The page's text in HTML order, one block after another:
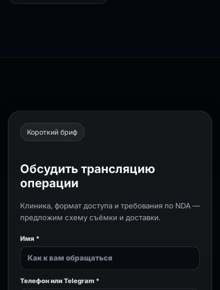
Короткий бриф
Обсудить трансляцию
операции
Клиника, формат доступа и требования по NDA —
предложим схему съёмки и доставки.
Имя *
Телефон или Telegram *